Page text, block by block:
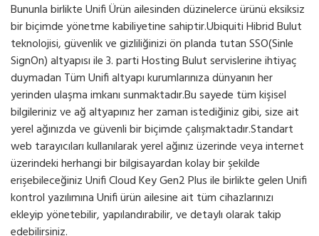
Bununla birlikte Unifi Ürün ailesinden düzinelerce ürünü eksiksiz
bir biçimde yönetme kabiliyetine sahiptir.Ubiquiti Hibrid Bulut
teknolojisi, güvenlik ve gizliliğinizi ön planda tutan SSO(Sinle
Sign­On) altyapısı ile 3. parti Hosting Bulut servislerine ihtiyaç
duymadan Tüm Unifi altyapı kurumlarınıza dünyanın her
yerinden ulaşma imkanı sunmaktadır.Bu sayede tüm kişisel
bilgileriniz ve ağ altyapınız her zaman istediğiniz gibi, size ait
yerel ağınızda ve güvenli bir biçimde çalışmaktadır.Standart
web tarayıcıları kullanılarak yerel ağınız üzerinde veya internet
üzerindeki herhangi bir bilgisayardan kolay bir şekilde
erişebileceğiniz Unifi Cloud Key Gen2 Plus ile birlikte gelen Unifi
kontrol yazılımına Unifi ürün ailesine ait tüm cihazlarınızı
ekleyip yönetebilir, yapılandırabilir, ve detaylı olarak takip